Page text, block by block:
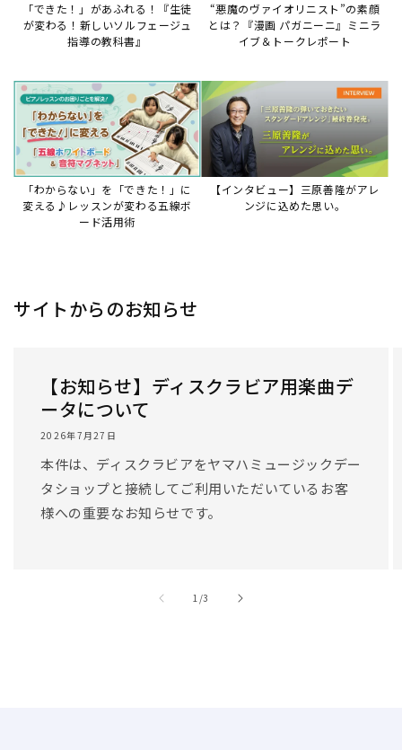
「できた！」があふれる！『生徒
が変わる！新しいソルフェージュ
指導の教科書』
“悪魔のヴァイオリニスト”の素顔
とは？『漫画 パガニーニ』ミニラ
イブ＆トークレポート
「わからない」を「できた！」に
変える♪レッスンが変わる五線ボ
ード活用術
【インタビュー】三原善隆がアレ
ンジに込めた思い。
サイトからのお知らせ
【お知らせ】ディスクラビア用楽曲デ
ータについて
2026年7月27日
本件は、ディスクラビアをヤマハミュージックデー
タショップと接続してご利用いただいているお客
様への重要なお知らせです。
1 //3